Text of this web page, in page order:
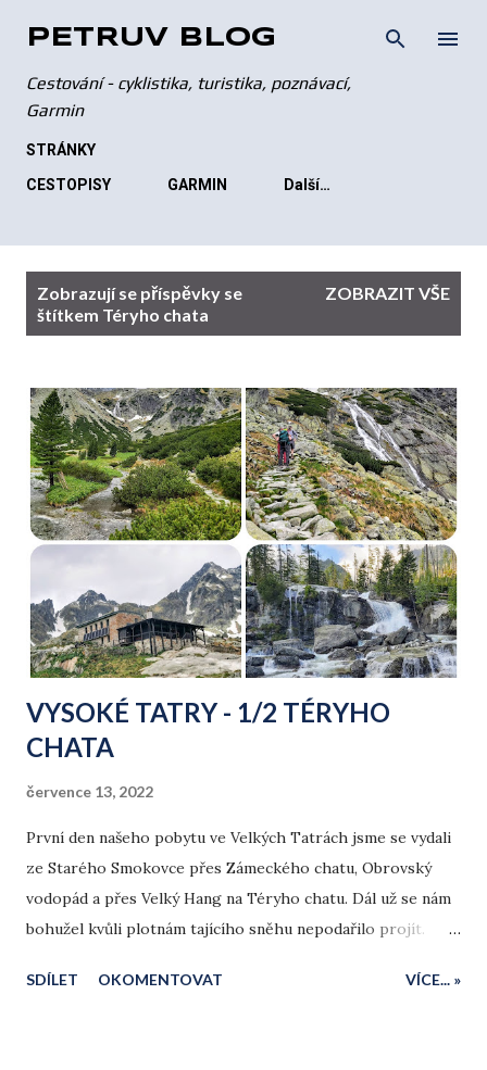
Přeskočit na hlavní obsah
PETRŮV BLOG
Cestování - cyklistika, turistika, poznávací,
Garmin
STRÁNKY
CESTOPISY
GARMIN Další…
Zobrazují se příspěvky se
štítkem Téryho chata
ZOBRAZIT VŠE
VYSOKÉ TATRY - 1/2 TÉRYHO
CHATA
července 13, 2022
První den našeho pobytu ve Velkých Tatrách jsme se vydali
ze Starého Smokovce přes Zámeckého chatu, Obrovský
vodopád a přes Velký Hang na Téryho chatu. Dál už se nám
bohužel kvůli plotnám tajícího sněhu nepodařilo projít.
SDÍLET OKOMENTOVAT VÍCE... »